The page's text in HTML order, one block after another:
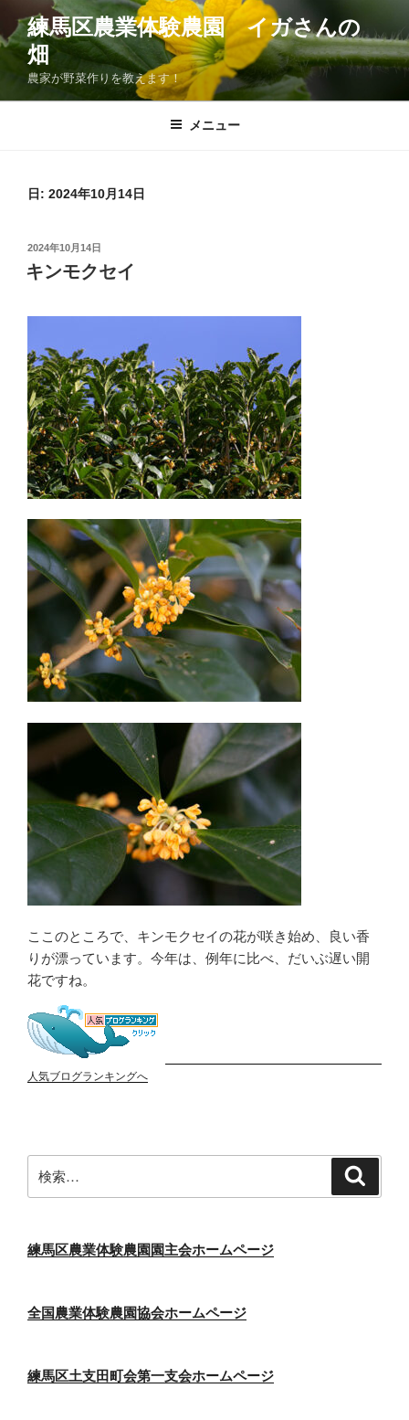
ン
ン
ツ
練馬区農業体験農園 イガさんの
畑
農家が野菜作りを教えます！
メニュー
日: 2024年10月14日
投
稿
日:
2024年10月14日
キンモクセイ
ここのところで、キンモクセイの花が咲き始め、良い香
りが漂っています。今年は、例年に比べ、だいぶ遅い開
花ですね。
人気ブログランキングへ
索:
練馬区農業体験農園園主会ホームページ
全国農業体験農園協会ホームページ
練馬区土支田町会第一支会ホームページ